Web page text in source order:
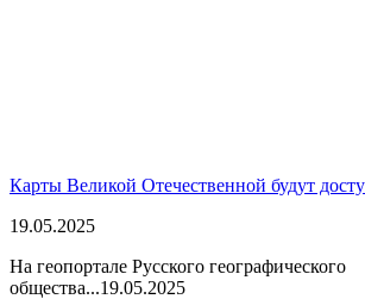
Карты Великой Отечественной будут
19.05.2025
На геопортале Русского географического
общества...19.05.2025